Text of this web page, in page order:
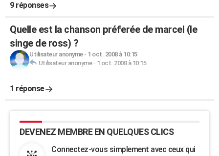
9 réponses
Quelle est la chanson préferée de marcel (le
singe de ross) ?
Utilisateur anonyme- 1 oct. 2008 à 10:15
Utilisateur anonyme- 1 oct. 2008 à 10:15
1 réponse
DEVENEZ MEMBRE EN QUELQUES CLICS
Connectez-vous simplement avec ceux qui